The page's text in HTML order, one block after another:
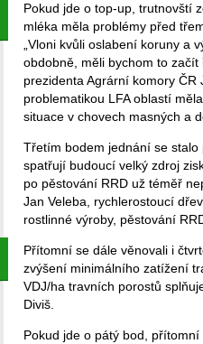
Pokud jde o top-up, trutnovští
mléka měla problémy před
„Vloni kvůli oslabení koruny a
obdobně, měli bychom to
prezidenta Agrární komory
problematikou LFA oblastí
situace v chovech masných a
Třetím bodem jednání se
spatřují budoucí velký zdroj
po pěstování RRD už téměř
Jan Veleba, rychlerostoucí
rostlinné výroby, pěstování
Přítomní se dále věnovali i
zvýšení minimálního zatížení
VDJ/ha travních porostů
Diviš.
Pokud jde o pátý bod,